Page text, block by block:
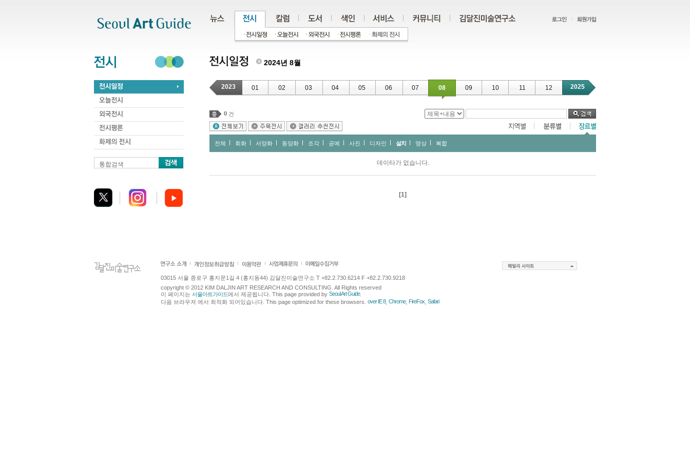
통합검색
2024년 8월
2023 01 02 03 04 05 06 07 08 09 10 11 12 2025
0 건
전체 회화 서양화 동양화 조각 공예 사진 디자인 설치 영상 복합
데이타가 없습니다.
[1]
03015 서울 종로구 홍지문1길 4 (홍지동44) 김달진미술연구소 T +82.2.730.6214 F +82.2.730.9218
copyright © 2012 KIM DALJIN ART RESEARCH AND CONSULTING. All Rights reserved
이 페이지는 서울아트가이드에서 제공됩니다. This page provided by Seoul Art Guide.
다음 브라우져 에서 최적화 되어있습니다. This page optimized for these browsers. over IE 8, Chrome, FireFox Safari